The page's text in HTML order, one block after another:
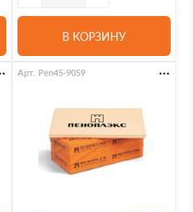
В КОРЗИНУ
Арт. Pen45-9059